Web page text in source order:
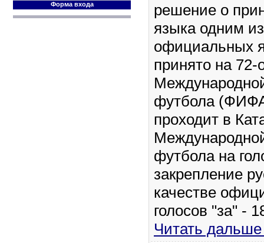
Форма входа
решение о
языка одним
официальных
принято на 72-
футбола
проходит в
футбола на
закрепление
качестве
голосов "за" -
Читать